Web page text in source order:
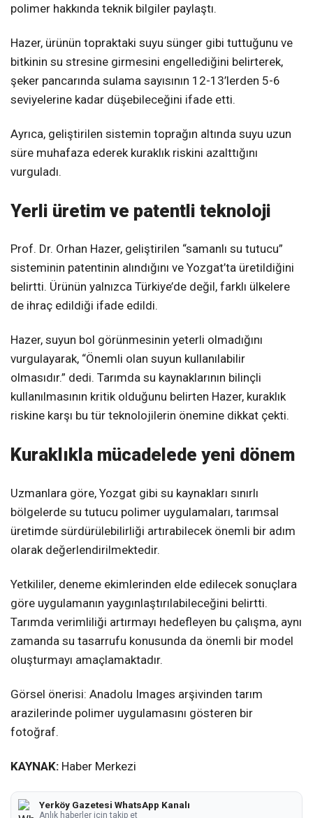
polimer hakkında teknik bilgiler paylaştı.
Hazer, ürünün topraktaki suyu sünger gibi tuttuğunu ve
bitkinin su stresine girmesini engellediğini belirterek,
şeker pancarında sulama sayısının 12-13’lerden 5-6
seviyelerine kadar düşebileceğini ifade etti.
Ayrıca, geliştirilen sistemin toprağın altında suyu uzun
süre muhafaza ederek kuraklık riskini azalttığını
vurguladı.
Yerli üretim ve patentli teknoloji
Prof. Dr. Orhan Hazer, geliştirilen “samanlı su tutucu”
sisteminin patentinin alındığını ve Yozgat’ta üretildiğini
belirtti. Ürünün yalnızca Türkiye’de değil, farklı ülkelere
de ihraç edildiği ifade edildi.
Hazer, suyun bol görünmesinin yeterli olmadığını
vurgulayarak, “Önemli olan suyun kullanılabilir
olmasıdır.” dedi. Tarımda su kaynaklarının bilinçli
kullanılmasının kritik olduğunu belirten Hazer, kuraklık
riskine karşı bu tür teknolojilerin önemine dikkat çekti.
Kuraklıkla mücadelede yeni dönem
Uzmanlara göre, Yozgat gibi su kaynakları sınırlı
bölgelerde su tutucu polimer uygulamaları, tarımsal
üretimde sürdürülebilirliği artırabilecek önemli bir adım
olarak değerlendirilmektedir.
Yetkililer, deneme ekimlerinden elde edilecek sonuçlara
göre uygulamanın yaygınlaştırılabileceğini belirtti.
Tarımda verimliliği artırmayı hedefleyen bu çalışma, aynı
zamanda su tasarrufu konusunda da önemli bir model
oluşturmayı amaçlamaktadır.
Görsel önerisi: Anadolu Images arşivinden tarım
arazilerinde polimer uygulamasını gösteren bir
fotoğraf.
KAYNAK: Haber Merkezi
Yerköy Gazetesi WhatsApp Kanalı
Anlık haberler için takip et